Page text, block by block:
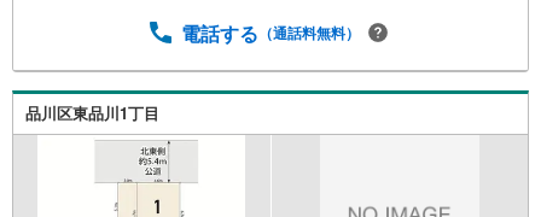
まで送迎します。・チャイルドシートのご用意ございま
という方も大歓迎です！年間8000棟以上の限定物件を発表
しているオープンハウスだから出会える物件が多数ござい
ます。ぜひお気軽にご連絡・ご相談ください！※限定物件:
当社のみ、もしくは当社を含めた数社でのみご紹介可能な
オープンハウス・ディベロップメントの物件
電話する （通話料無料）
品川区東品川1丁目